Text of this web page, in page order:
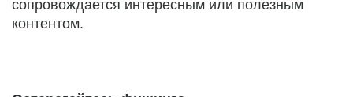
сопровождается интересным или полезным
контентом.